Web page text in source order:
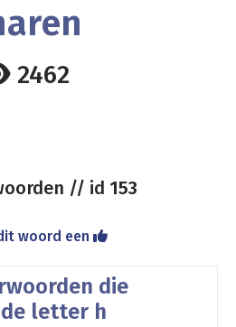
2462
// id 153
woord een
die
letter h